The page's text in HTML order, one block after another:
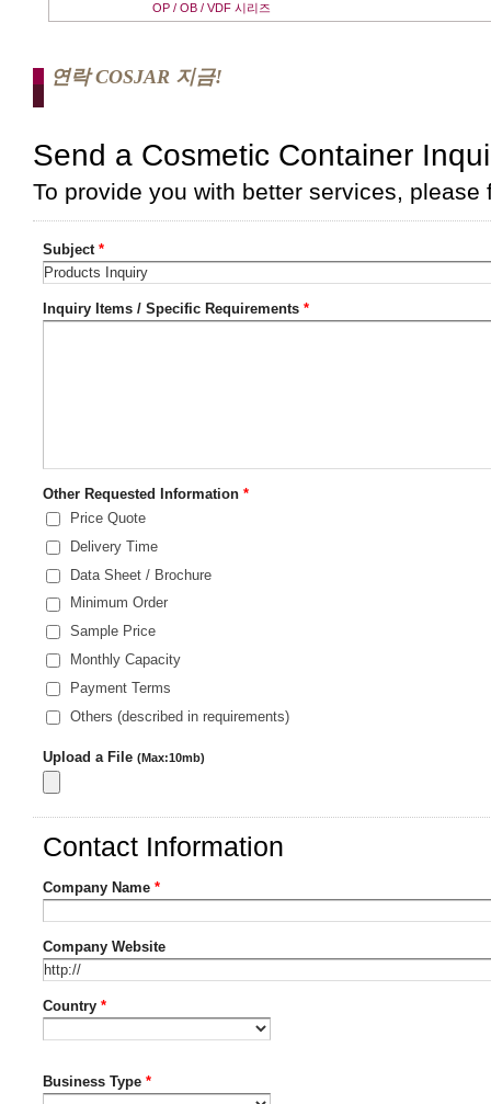
OP / OB / VDF 시리즈
연락 COSJAR 지금!